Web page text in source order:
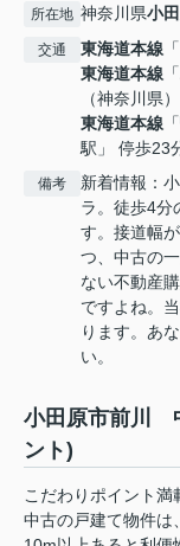
所在地 神奈川県小
交通 東海道本線 「
東海道本線 「
（神奈川県
東海道本線 「
駅」 停歩23
備考
新着情報：
ラ。徒歩4分
す。接道幅
つ、中古の
ない不動産
ですよね。
ります。あ
い。
小田原市前川
ント)
こだわりポイント
中古の戸建て物件は